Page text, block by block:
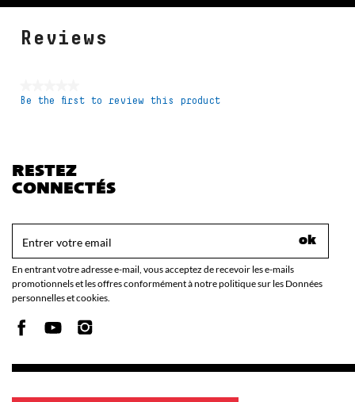
Reviews
No
Be the first to review this product
RESTEZ
CONNECTÉS
ok
En entrant votre adresse e-mail, vous acceptez de recevoir les e-mails
promotionnels et les offres conformément à notre politique sur les Données
personnelles et cookies.